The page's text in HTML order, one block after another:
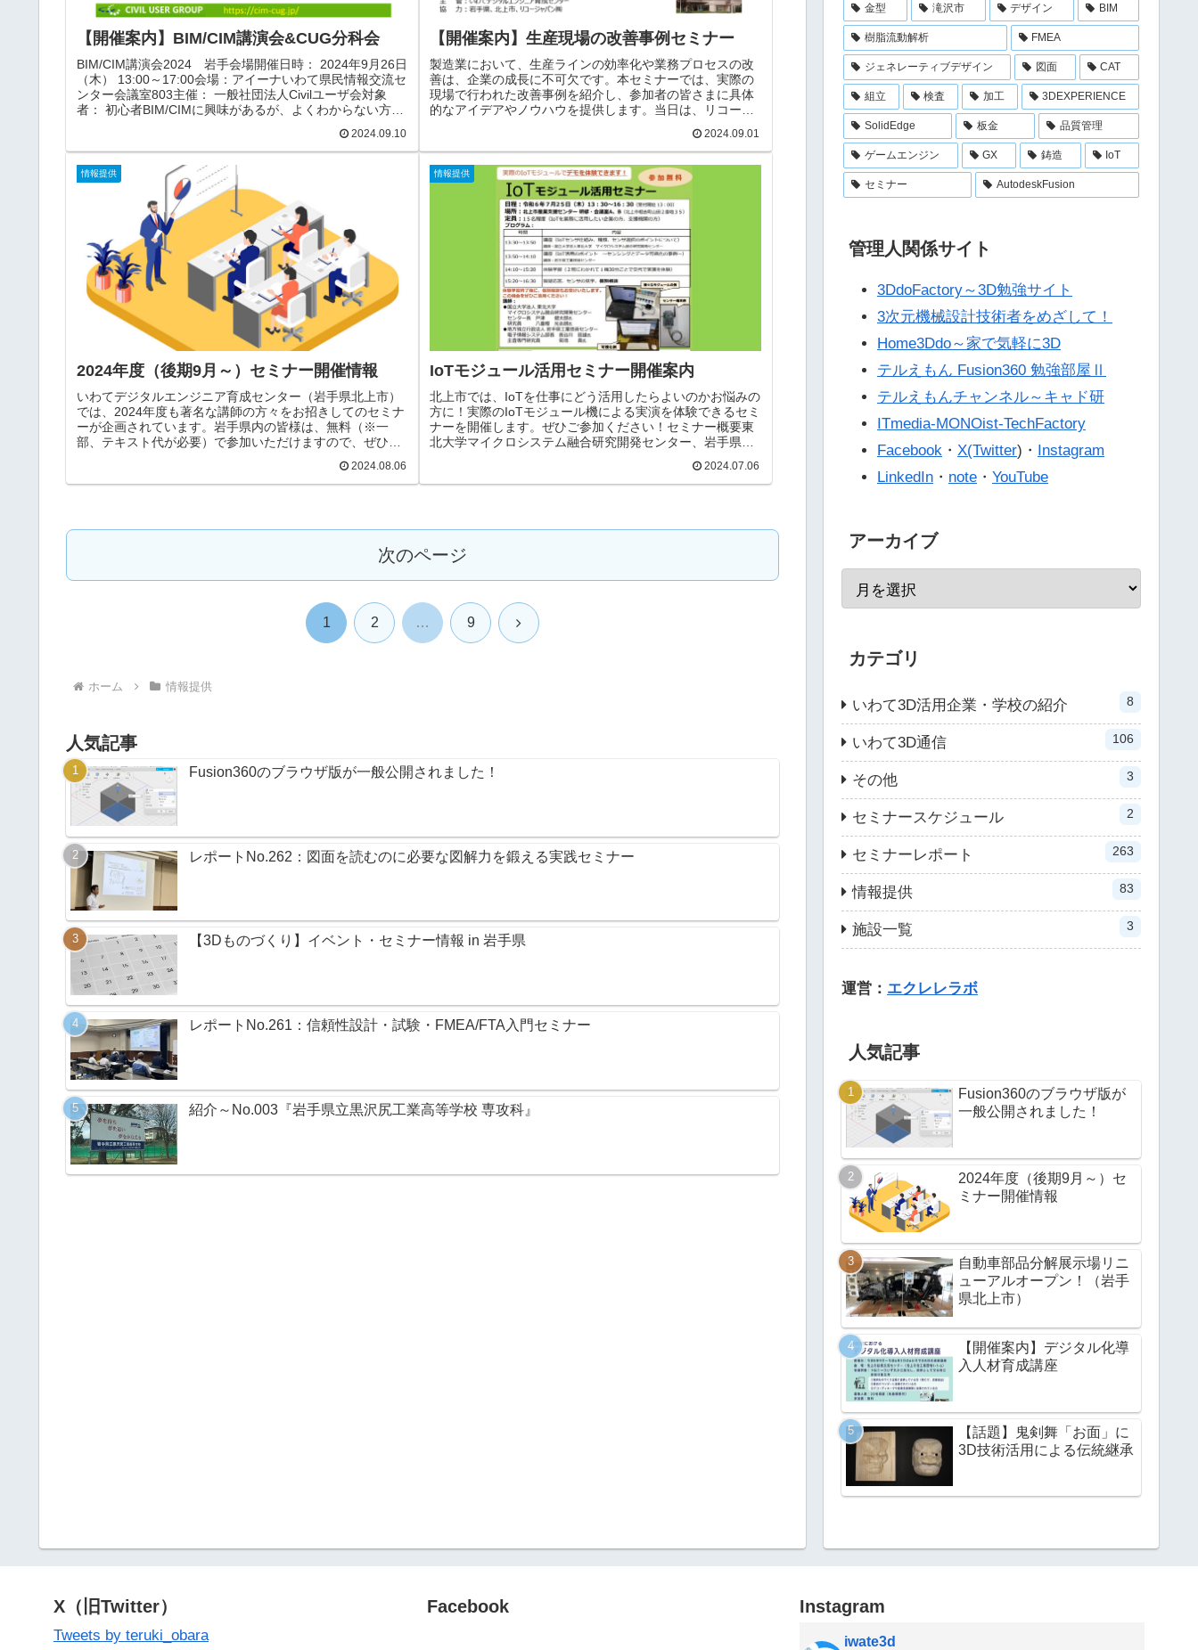
【開催案内】BIM/CIM講演会&CUG分科会
BIM/CIM講演会2024 岩手会場開催日時： 2024年9月26日
（木） 13:00～17:00会場：アイーナいわて県民情報交流セ
ンター会議室803主催： 一般社団法人Civilユーザ会対象
者： 初心者BIM/CIMに興味があるが、よくわからない方
BIM/CIMの基礎を学びたい方WEBサイト：詳細：申込：
CUG岩手分会日時 ： 9月25日（水） 13：30～16：
30 会場 ： アイーナいわて県民情報交流センター 会
議室602WEBサイト：詳細・申し込みはこちらから
2024.09.10
【開催案内】生産現場の改善事例セミナー
製造業において、生産ラインの効率化や業務プロセスの改
善は、企業の成長に不可欠です。本セミナーでは、実際の
現場で行われた改善事例を紹介し、参加者の皆さまに具体
的なアイデアやノウハウを提供します。当日は、リコーイ
ンダストリー東北事業所をリモートでの見学を予定してい
ます。東北事業所は、設計～生産～品質保証～物流まで、
もの作りに必要な機能（SCM/ECM）が同一敷地・近接域
に配置された工場です。リコー流の生産方式を基軸に、各
機能間の連携強化によるもの作りを実現しています。生産
ラインは、台車生産方式、セル生産方式等が採用されてい
ます。AGV（無人搬送車）や改善ツールのご紹介、ソリュ
ーションなどの展示も予...
2024.09.01
情報提供
2024年度（後期9月～）セミナー開催情報
いわてデジタルエンジニア育成センター（岩手県北上市）
では、2024年度も著名な講師の方々をお招きしてのセミナ
ーが企画されています。岩手県内の皆様は、無料（※一
部、テキスト代が必要）で参加いただけますので、ぜひ、
お申し込みの上、ご参加ください。※県外の方々が参加い
ただけるセミナーもございます。9月CAM加工技術セミナ
ー【日時】2024年9月5日（木）13:30～16:00【場所】北上
日進工具【内容】CAM技術、事例紹介【URL】申込・詳細
2024.08.06
情報提供
IoTモジュール活用セミナー開催案内
北上市では、IoTを仕事にどう活用したらよいのかお悩みの
方に！実際のIoTモジュール機による実演を体験できるセミ
ナーを開催します。ぜひご参加ください！セミナー概要東
北大学マイクロシステム融合研究開発センター、岩手県工
業技術センターを講師に、実際のIoTモジュール機によるデ
ータ収集、データ出力や可視化を実演していただきます！
また、体験学習終了後に個別相談もお受けいたします。日
会議室A、B（北上市相去町山田2ー35）対象者IoTを業務に
活用したい企業の方、支援機関の方定員：1...
2024.07.06
次のページ
1 2 … 9 次
ホーム 情報提供
人気記事
Fusion360のブラウザ版が一般公開されました！
レポートNo.262：図面を読むのに必要な図解力を鍛える実践セミナー
【3Dものづくり】イベント・セミナー情報 in 岩手県
レポートNo.261：信頼性設計・試験・FMEA/FTA入門セミナー
紹介～No.003『岩手県立黒沢尻工業高等学校 専攻科』
金型 滝沢市 デザイン BIM
樹脂流動解析 FMEA
ジェネレーティブデザイン 図面 CAT
組立 検査 加工 3DEXPERIENCE
SolidEdge 板金 品質管理
ゲームエンジン GX 鋳造 IoT
セミナー AutodeskFusion
管理人関係サイト
3DdoFactory～3D勉強サイト
3次元機械設計技術者をめざして！
Home3Ddo～家で気軽に3D
テルえもん Fusion360 勉強部屋Ⅱ
テルえもんチャンネル～キャド研
ITmedia-MONOist-TechFactory
Facebook ・ X(Twitter)・ Instagram
LinkedIn ・ note ・ YouTube
アーカイブ
カテゴリ
いわて3D活用企業・学校の紹介 8
いわて3D通信 106
その他 3
セミナースケジュール 2
セミナーレポート 263
情報提供 83
施設一覧 3
運営： エクレレラボ
人気記事
Fusion360のブラウザ版が
一般公開されました！
2024年度（後期9月～）セ
ミナー開催情報
自動車部品分解展示場リニ
ューアルオープン！（岩手
県北上市）
【開催案内】デジタル化導
入人材育成講座
【話題】鬼剣舞「お面」に
3D技術活用による伝統継承
X（旧Twitter）
Tweets by teruki_obara
Facebook Instagram
iwate3d